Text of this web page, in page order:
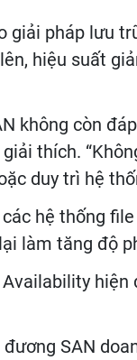
giải pháp lưu
hiệu suất
không còn
giải thích.
duy trì hệ
hệ thống
làm tăng độ
SAN